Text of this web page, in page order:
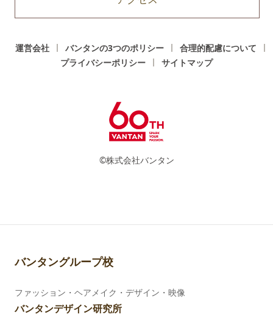
運営会社 バンタンの3つのポリシー
合理的配慮について
プライバシーポリシー
サイトマップ
©株式会社バンタン
バンタングループ校
ファッション・ヘアメイク・デザイン・映像
バンタンデザイン研究所